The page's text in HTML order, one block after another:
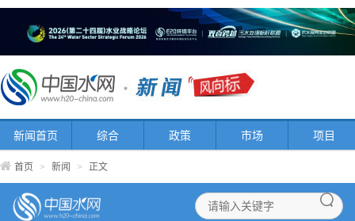
新闻首页 综合 政策 市场 项目
首页 > 新闻 > 正文